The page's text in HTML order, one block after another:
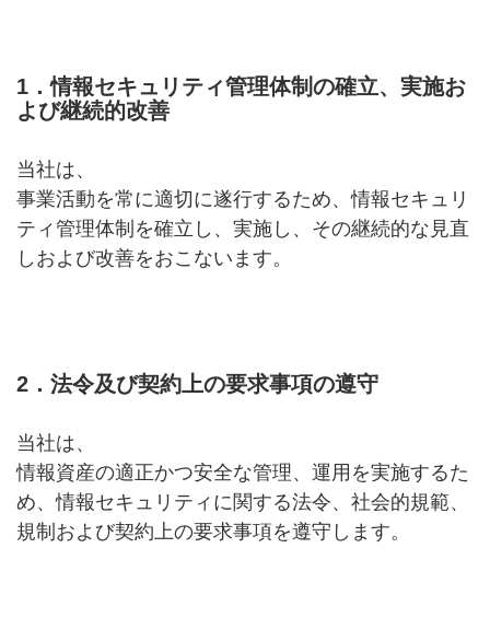
1．情報セキュリティ管理体制の確立、実施お
よび継続的改善
当社は、
事業活動を常に適切に遂行するため、情報セキュリ
ティ管理体制を確立し、実施し、その継続的な見直
しおよび改善をおこないます。
2．法令及び契約上の要求事項の遵守
当社は、
情報資産の適正かつ安全な管理、運用を実施するた
め、情報セキュリティに関する法令、社会的規範、
規制および契約上の要求事項を遵守します。